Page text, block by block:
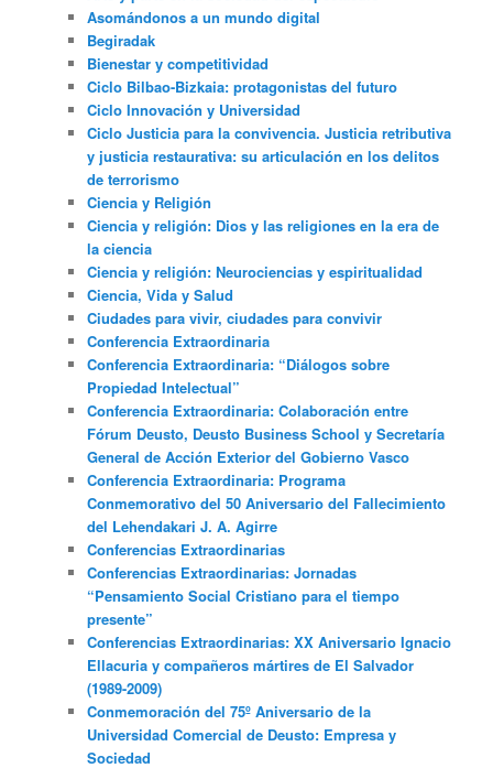
Asomándonos a un mundo digital
Begiradak
Bienestar y competitividad
Ciclo Bilbao-Bizkaia: protagonistas del futuro
Ciclo Innovación y Universidad
Ciclo Justicia para la convivencia. Justicia retributiva
y justicia restaurativa: su articulación en los delitos
de terrorismo
Ciencia y Religión
Ciencia y religión: Dios y las religiones en la era de
la ciencia
Ciencia y religión: Neurociencias y espiritualidad
Ciencia, Vida y Salud
Ciudades para vivir, ciudades para convivir
Conferencia Extraordinaria
Conferencia Extraordinaria: “Diálogos sobre
Propiedad Intelectual”
Conferencia Extraordinaria: Colaboración entre
Fórum Deusto, Deusto Business School y Secretaría
General de Acción Exterior del Gobierno Vasco
Conferencia Extraordinaria: Programa
Conmemorativo del 50 Aniversario del Fallecimiento
del Lehendakari J. A. Agirre
Conferencias Extraordinarias
Conferencias Extraordinarias: Jornadas
“Pensamiento Social Cristiano para el tiempo
presente”
Conferencias Extraordinarias: XX Aniversario Ignacio
Ellacuria y compañeros mártires de El Salvador
(1989-2009)
Conmemoración del 75º Aniversario de la
Universidad Comercial de Deusto: Empresa y
Sociedad